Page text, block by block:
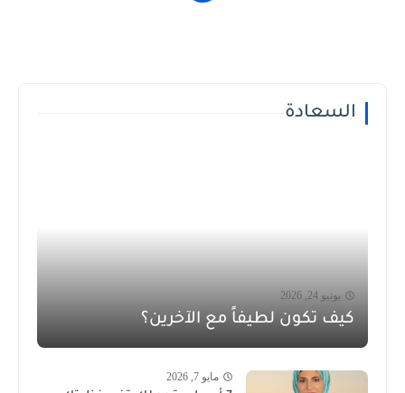
السعادة
يونيو 24, 2026
كيف تكون لطيفاً مع الآخرين؟
مايو 7, 2026